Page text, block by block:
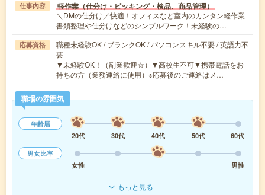
仕事内容 軽作業（仕分け・ピッキング・検品、商品管理）
＼DMの仕分け／快適！オフィスなど室内のカンタン軽作業
書類整理や仕分けなどのシンプルワーク！未経験の…
応募資格
職種未経験OK / ブランクOK / パソコンスキル不要 / 英語力不
要
▼未経験OK！（副業歓迎☆）▼高校生不可▼携帯電話をお
持ちの方（業務連絡に使用）※応募後のご連絡はメ…
職場の雰囲気
年齢層
20代
30代 40代 50代
60代
男女比率
女性
男性
もっと見る